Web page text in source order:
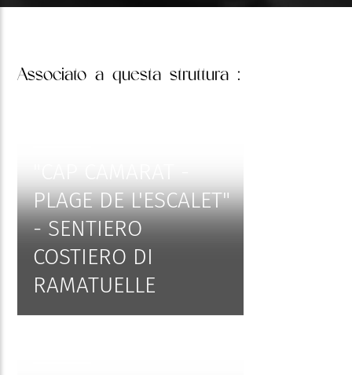
Associato a questa struttura :
PLAGE DE L'ESCALET"
- SENTIERO
COSTIERO DI
RAMATUELLE